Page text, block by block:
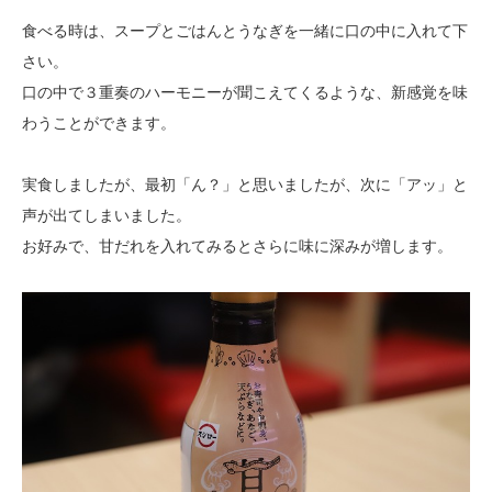
食べる時は、スープとごはんとうなぎを一緒に口の中に入れて下
さい。
口の中で３重奏のハーモニーが聞こえてくるような、新感覚を味
わうことができます。
実食しましたが、最初「ん？」と思いましたが、次に「アッ」と
声が出てしまいました。
お好みで、甘だれを入れてみるとさらに味に深みが増します。